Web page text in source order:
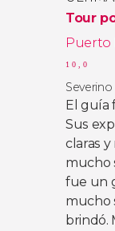
Tour
Puerto
10,0
Severino
El guía
Sus
claras
mucho
fue un
mucho
brindó.